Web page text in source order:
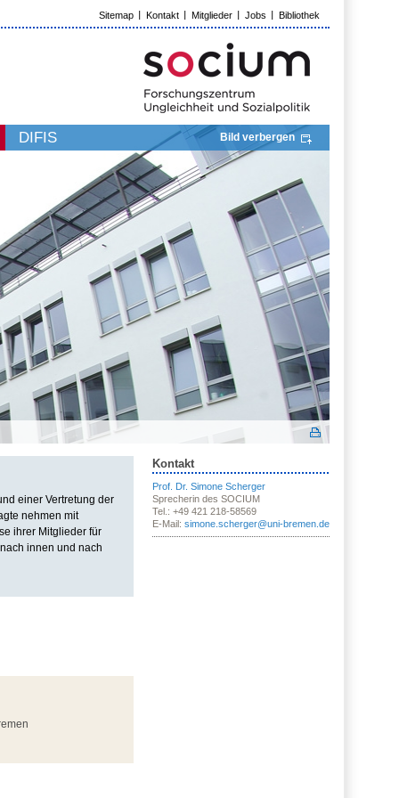
Sitemap Kontakt Mitglieder Jobs Bibliothek
DIFIS Bild verbergen
einer Vertretung der
nehmen mit
ihrer Mitglieder für
innen und nach
Kontakt
Prof. Dr. Simone Scherger
Sprecherin des SOCIUM
Tel.: +49 421 218-58569
E-Mail: simone.scherger@uni-bremen.de